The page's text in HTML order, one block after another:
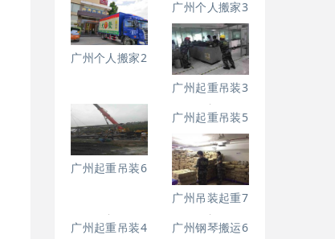
广州个人搬家2 广州个人搬家3
广州起重吊装3 广州起重吊装6
广州起重吊装5
广州吊装起重7